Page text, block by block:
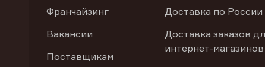
Франчайзинг
Вакансии
Поставщикам
Доставка по России
Доставка заказов
интернет-магазинов